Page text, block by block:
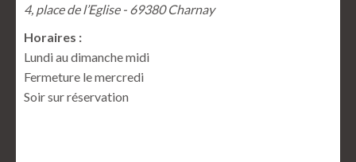
4, place de l’Eglise - 69380 Charnay
Horaires :
Lundi au dimanche midi
Fermeture le mercredi
Soir sur réservation